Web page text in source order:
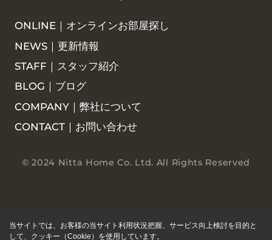
ONLINE｜オンラインお部屋探し
NEWS｜更新情報
STAFF｜スタッフ紹介
BLOG｜ブログ
COMPANY｜弊社について
CONTACT｜お問い合わせ
© 2024 Nitta Home Co. Ltd. All Rights Reserved
当サイトでは、お客様の当サイト利用状況把握、サービス向上検討を目的と
して、クッキー（Cookie）を使用しています。